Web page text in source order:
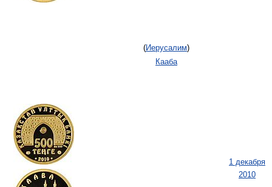
(Иерусалим)
1 декабря
2010
Кааба